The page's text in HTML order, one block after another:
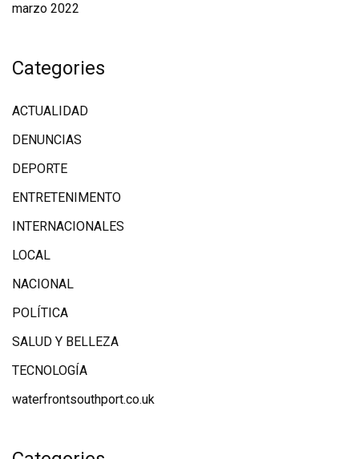
marzo 2022
Categories
ACTUALIDAD
DENUNCIAS
DEPORTE
ENTRETENIMENTO
INTERNACIONALES
LOCAL
NACIONAL
POLÍTICA
SALUD Y BELLEZA
TECNOLOGÍA
waterfrontsouthport.co.uk